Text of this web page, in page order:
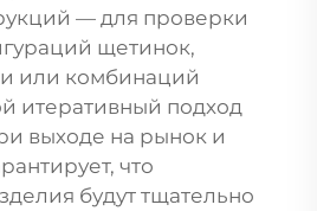
— для проверки
щетинок,
или комбинаций
итеративный подход
выходе на рынок и
что
будут тщательно